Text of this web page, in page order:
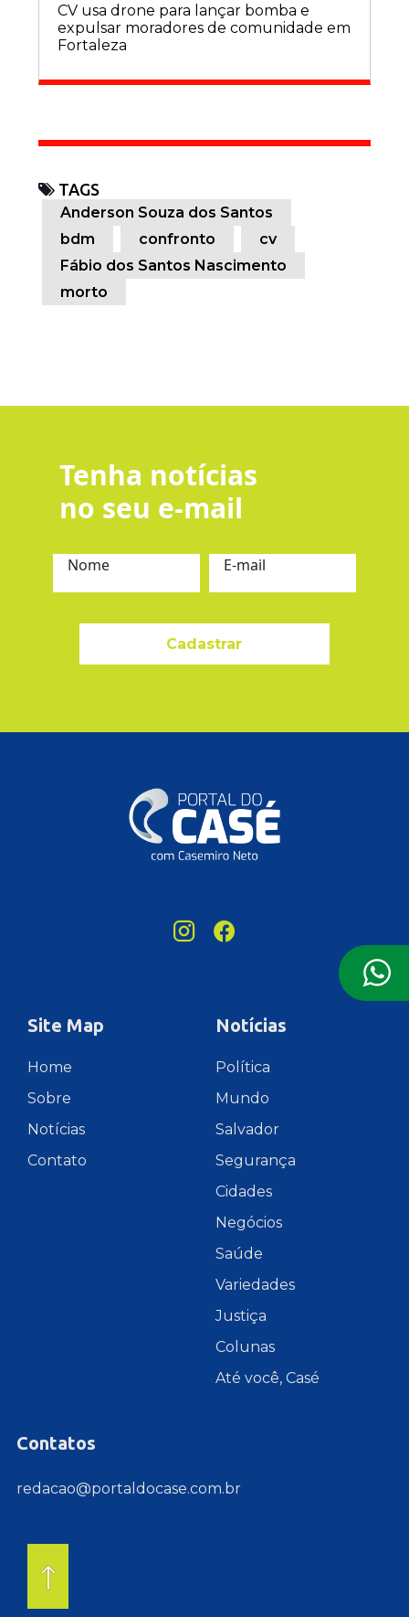
CV usa drone para lançar bomba e
expulsar moradores de comunidade em
Fortaleza
TAGS
Anderson Souza dos Santos
bdm
confronto
cv
Fábio dos Santos Nascimento
morto
Tenha notícias
no seu e-mail
Nome E-mail
Cadastrar
Site Map
Home
Sobre
Notícias
Contato
Notícias
Política
Mundo
Salvador
Segurança
Cidades
Negócios
Saúde
Variedades
Justiça
Colunas
Até você, Casé
Contatos
redacao@portaldocase.com.br